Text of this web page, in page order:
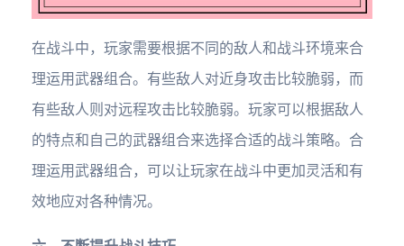
在战斗中，玩家需要根据不同的敌人和战斗环境来合
理运用武器组合。有些敌人对近身攻击比较脆弱，而
有些敌人则对远程攻击比较脆弱。玩家可以根据敌人
的特点和自己的武器组合来选择合适的战斗策略。合
理运用武器组合，可以让玩家在战斗中更加灵活和有
效地应对各种情况。